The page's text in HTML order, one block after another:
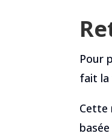
Pour
fait la
Cette